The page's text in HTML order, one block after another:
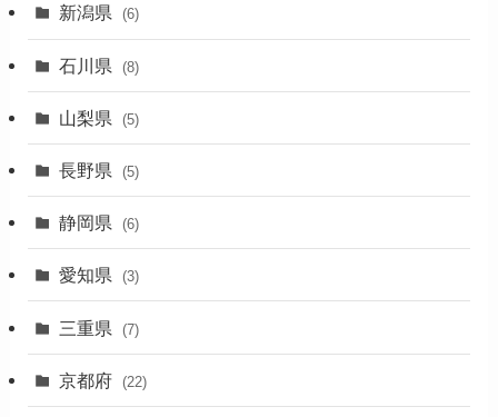
(11)
(1)
(5)
(11)
(4)
新潟県 (6)
石川県 (8)
山梨県 (5)
長野県 (5)
静岡県 (6)
愛知県 (3)
三重県 (7)
京都府 (22)